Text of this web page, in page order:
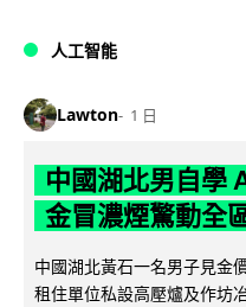
人工智能
Lawton 1 日
中國湖北男自學
金冒濃煙驚動全
中國湖北黃石一名男子見金
租住單位私設高壓爐及作坊